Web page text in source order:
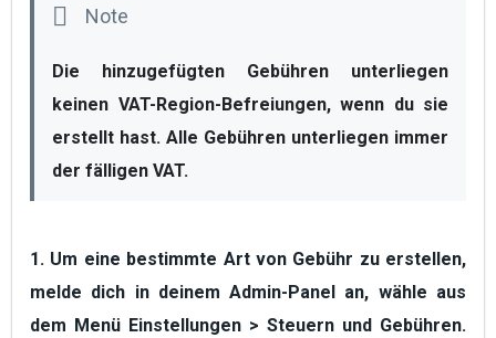
Die hinzugefügten Gebühren unterliegen
keinen VAT-Region-Befreiungen, wenn du sie
erstellt hast. Alle Gebühren unterliegen immer
der fälligen VAT.
1. Um eine bestimmte Art von Gebühr zu erstellen,
melde dich in deinem Admin-Panel an, wähle aus
dem Menü Einstellungen > Steuern und Gebühren.